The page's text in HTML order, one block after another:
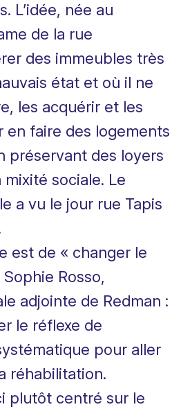
. L’idée, née au
de la rue
des immeubles très
état et où il ne
les acquérir et les
en faire des logements
préservant des loyers
sociale. Le
a vu le jour rue Tapis
est de « changer le
Sophie Rosso,
adjointe de Redman :
le réflexe de
pour aller
réhabilitation.
plutôt centré sur le